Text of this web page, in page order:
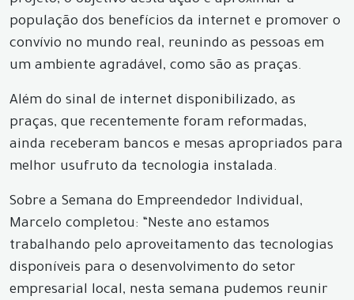
população dos benefícios da internet e promover o
convívio no mundo real, reunindo as pessoas em
um ambiente agradável, como são as praças.
Além do sinal de internet disponibilizado, as
praças, que recentemente foram reformadas,
ainda receberam bancos e mesas apropriados para
melhor usufruto da tecnologia instalada.
Sobre a Semana do Empreendedor Individual,
Marcelo completou: “Neste ano estamos
trabalhando pelo aproveitamento das tecnologias
disponíveis para o desenvolvimento do setor
empresarial local, nesta semana pudemos reunir